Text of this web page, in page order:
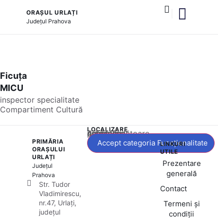
ORAȘUL URLAȚI
Județul Prahova
Ficuța
MICU
inspector specialitate
Compartiment Cultură
PRIMĂRIA
ORAȘULUI
URLAȚI
Județul
Prahova
Str. Tudor
Vladimirescu,
nr.47, Urlați,
județul
LOCALIZARE
Acest conținut este blocat până când acceptați categoria corespunzătoare de cookie-uri.
Accept categoria Funcționalitate
LINKURI
UTILE
Prezentare
generală
Contact
Termeni și
condiții